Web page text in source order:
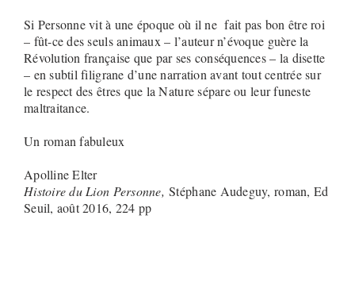
Si Personne vit à une époque où il ne fait pas bon être roi
– fût-ce des seuls animaux – l’auteur n’évoque guère la
Révolution française que par ses conséquences – la disette
– en subtil filigrane d’une narration avant tout centrée sur
le respect des êtres que la Nature sépare ou leur funeste
maltraitance.
Un roman fabuleux
Apolline Elter
Histoire du Lion Personne,Stéphane Audeguy, roman, Ed
Seuil, août 2016, 224 pp